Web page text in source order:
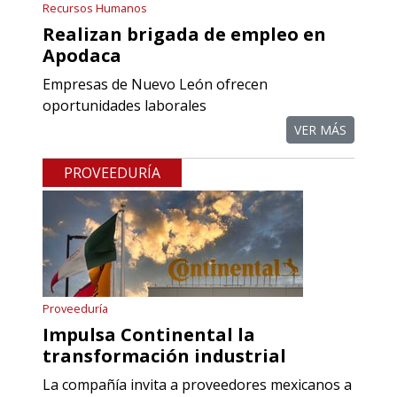
Aplicar al Requerimiento
Empresa en Querétaro
COMPONENTES PARA
RECTIFICADORAS
Especificaciones:
Requisitos: Otorgar condiciones de
crédito acordes a las políticas del
grupo, contar con instalaciones
cercanas a la región y otorgar
referencias comerciales.
Aplicar al Requerimiento
Recursos Humanos
Realizan brigada de empleo en
Apodaca
Empresas de Nuevo León ofrecen
oportunidades laborales
VER MÁS
PROVEEDURÍA
Proveeduría
Impulsa Continental la
transformación industrial
La compañía invita a proveedores mexicanos a